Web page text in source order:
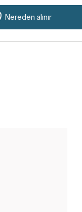
Nereden alınır